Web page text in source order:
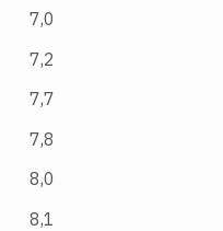
7,0
7,2
7,7
7,8
8,0
8,1